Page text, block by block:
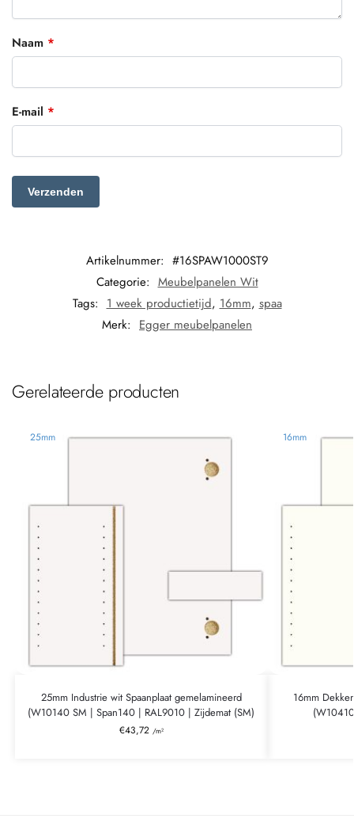
Naam *
E-mail *
Artikelnummer: #16SPAW1000ST9
Categorie: Meubelpanelen Wit
Tags: 1 week productietijd, 16mm, spaa
Merk: Egger meubelpanelen
Gerelateerde producten
25mm
25mm Industrie wit Spaanplaat gemelamineerd
(W10140 SM | Span140 | RAL9010 | Zijdemat (SM)
€43,72 /m²
16mm
16mm